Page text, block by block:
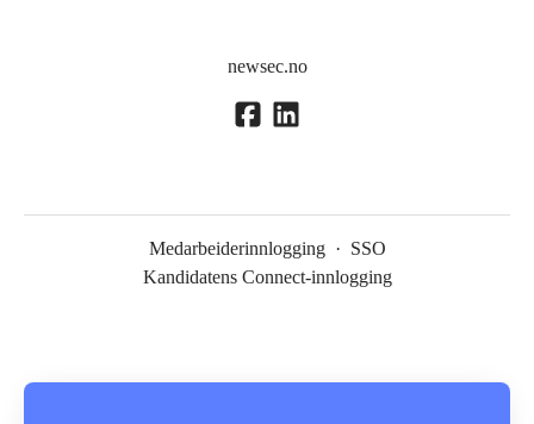
newsec.no
Medarbeiderinnlogging · SSO
Kandidatens Connect-innlogging